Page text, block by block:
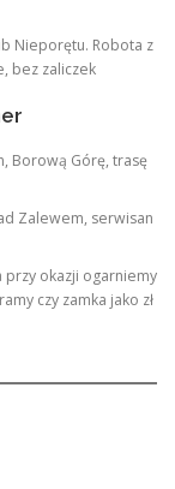
Nieporętu. Robota z
bez zaliczek
Borową Górę, trasę
Zalewem, serwisan
okazji ogarniemy
czy zamka jako zł